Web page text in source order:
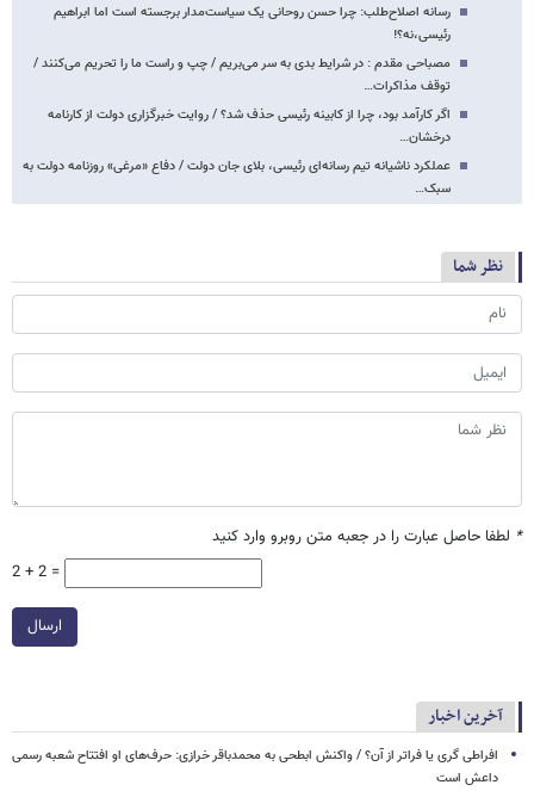
رسانه اصلاح‌طلب: چرا حسن روحانی یک سیاست‌مدار برجسته‌ است اما ابراهیم
رئیسی،نه؟!
مصباحی مقدم : در شرایط بدی به سر می‌بریم / چپ و راست ما را تحریم می‌کنند /
توقف مذاکرات…
اگر کارآمد بود، چرا از کابینه رئیسی حذف شد؟ / روایت خبرگزاری دولت از کارنامه
درخشان…
عملکرد ناشیانه تیم رسانه‌ای رئیسی، بلای جان دولت / دفاع «مرغی» روزنامه دولت به
سبک…
نظر شما
* لطفا حاصل عبارت را در جعبه متن روبرو وارد کنید
2 + 2 =
ارسال
آخرین اخبار
افراطی گری یا فراتر از آن؟ / واکنش ابطحی به محمدباقر خرازی: حرف‌های او افتتاح شعبه رسمی
داعش است